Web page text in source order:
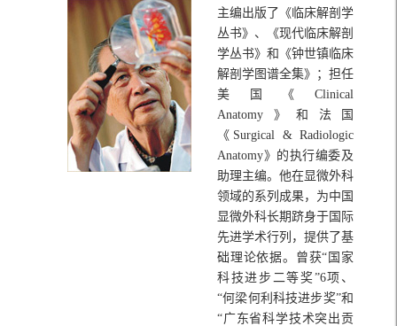
主编出版了《临床解剖学
丛书》、《现代临床解剖
学丛书》和《钟世镇临床
解剖学图谱全集》；担任
美国《Clinical
Anatomy》和法国
《Surgical & Radiologic
Anatomy》的执行编委及
助理主编。他在显微外科
领域的系列成果，为中国
显微外科长期跻身于国际
先进学术行列，提供了基
础理论依据。曾获“国家
科技进步二等奖”6项、
“何梁何利科技进步奖”和
“广东省科学技术突出贡